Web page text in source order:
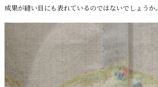
成果が縫い目にも表れているのではないでしょうか。